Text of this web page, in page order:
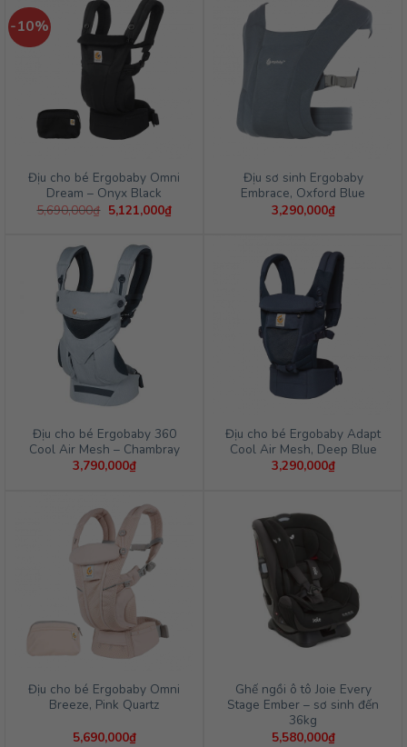
-10%
Địu cho bé Ergobaby Omni
Dream – Onyx Black
5,690,000₫ Giá
gốc
5,690,000₫.
5,121,000₫Giá
hiện
Địu sơ sinh Ergobaby
Embrace, Oxford Blue
3,290,000₫
Địu cho bé Ergobaby 360
Cool Air Mesh – Chambray
3,790,000₫
Địu cho bé Ergobaby Adapt
Cool Air Mesh, Deep Blue
3,290,000₫
Địu cho bé Ergobaby Omni
Breeze, Pink Quartz
5,690,000₫
Ghế ngồi ô tô Joie Every
Stage Ember – sơ sinh đến
36kg
5,580,000₫